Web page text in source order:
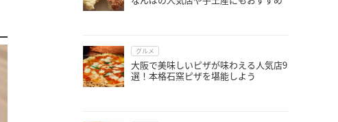
グルメ
大阪で美味しいピザが味わえる人気店9
選！本格石窯ピザを堪能しよう